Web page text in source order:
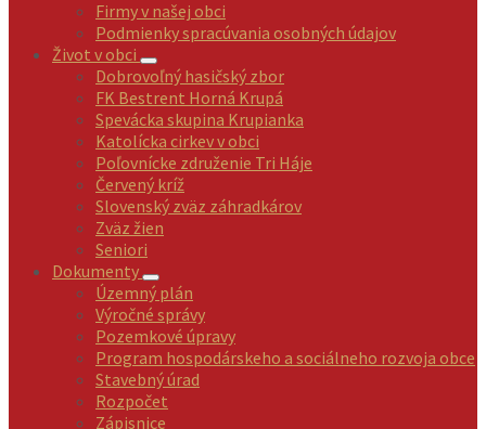
Firmy v našej obci
Podmienky spracúvania osobných údajov
Život v obci
Dobrovoľný hasičský zbor
FK Bestrent Horná Krupá
Spevácka skupina Krupianka
Katolícka cirkev v obci
Poľovnícke združenie Tri Háje
Červený kríž
Slovenský zväz záhradkárov
Zväz žien
Seniori
Dokumenty
Územný plán
Výročné správy
Pozemkové úpravy
Program hospodárskeho a sociálneho rozvoja obce
Stavebný úrad
Rozpočet
Zápisnice